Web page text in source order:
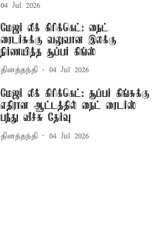
04 Jul 2026
மேஜர் லீக் கிரிக்கெட்: நைட்
ரைடர்சுக்கு வலுவான இலக்கு
நிர்ணயித்த சூப்பர் கிங்ஸ்
தினத்தந்தி 04 Jul 2026
மேஜர் லீக் கிரிக்கெட்: சூப்பர் கிங்சுக்கு
எதிரான ஆட்டத்தில் நைட் ரைடர்ஸ்
பந்து வீச்சு தேர்வு
தினத்தந்தி 04 Jul 2026